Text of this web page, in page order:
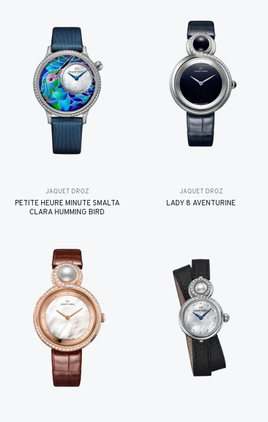
JAQUET DROZ
PETITE HEURE MINUTE SMALTA
CLARA HUMMING BIRD
JAQUET DROZ
LADY 8 AVENTURINE